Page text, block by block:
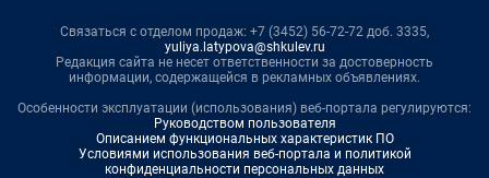
Связаться с отделом продаж: +7 (3452) 56-72-72 доб. 3335,
yuliya.latypova@shkulev.ru
Редакция сайта не несет ответственности за достоверность
информации, содержащейся в рекламных объявлениях.
Особенности эксплуатации (использования) веб-портала регулируются:
Руководством пользователя
Описанием функциональных характеристик ПО
Условиями использования веб-портала и политикой
конфиденциальности персональных данных